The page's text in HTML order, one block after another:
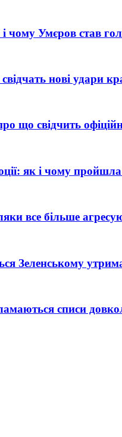
чому Умєров став
нові удари
що свідчить
як і чому
все більше
Зеленському
списи